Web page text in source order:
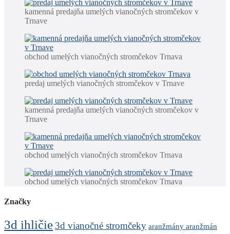
kamenná predajňa umelých vianočných stromčekov v
Trnave
obchod umelých vianočných stromčekov Trnava
predaj umelých vianočných stromčekov v Trnave
kamenná predajňa umelých vianočných stromčekov v
Trnave
obchod umelých vianočných stromčekov Trnava
obchod umelých vianočných stromčekov Trnava
Značky
3d ihličie 3d vianočné stromčeky aranžmány aranžmán